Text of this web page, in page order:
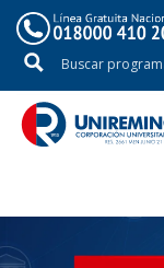
Inicio Noticias